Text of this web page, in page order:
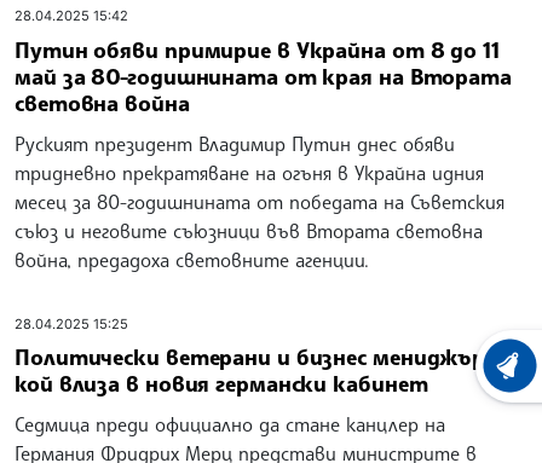
28.04.2025 15:42
Путин обяви примирие в Украйна от 8 до 11
май за 80-годишнината от края на Втората
световна война
Руският президент Владимир Путин днес обяви
тридневно прекратяване на огъня в Украйна идния
месец за 80-годишнината от победата на Съветския
съюз и неговите съюзници във Втората световна
война, предадоха световните агенции.
28.04.2025 15:25
Политически ветерани и бизнес мениджъри -
кой влиза в новия германски кабинет
Седмица преди официално да стане канцлер на
Германия Фридрих Мерц представи министрите в